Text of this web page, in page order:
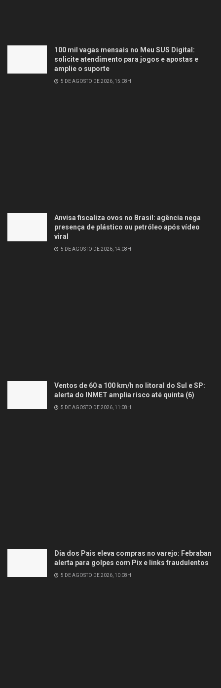
100 mil vagas mensais no Meu SUS Digital:
solicite atendimento para jogos e apostas e
amplie o suporte
5 DE AGOSTO DE 2026, 15:08H
Anvisa fiscaliza ovos no Brasil: agência nega
presença de plástico ou petróleo após vídeo
viral
5 DE AGOSTO DE 2026, 14:08H
Ventos de 60 a 100 km/h no litoral do Sul e SP:
alerta do INMET amplia risco até quinta (6)
5 DE AGOSTO DE 2026, 11:08H
Dia dos Pais eleva compras no varejo: Febraban
alerta para golpes com Pix e links fraudulentos
5 DE AGOSTO DE 2026, 10:08H